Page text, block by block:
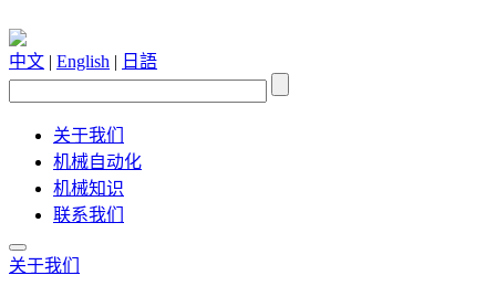
中文 | English | 日語
关于我们
机械自动化
机械知识
联系我们
关于我们